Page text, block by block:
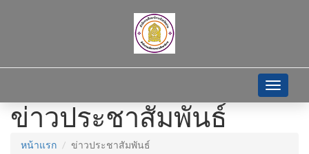
Toggle
ข่าวประชาสัมพันธ์
หน้าแรก ข่าวประชาสัมพันธ์